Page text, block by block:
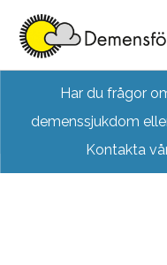
content
Har du frågor
demenssjukdom
Kontakta